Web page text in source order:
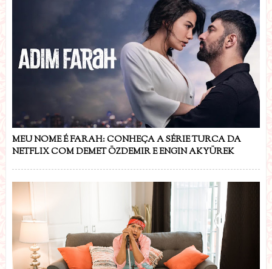
MEU NOME É FARAH: CONHEÇA A SÉRIE TURCA DA
NETFLIX COM DEMET ÖZDEMIR E ENGIN AKYÜREK